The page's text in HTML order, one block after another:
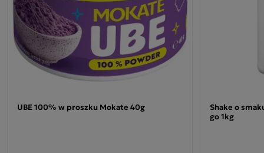
UBE 100% w proszku Mokate 40g Shake o
go 1kg